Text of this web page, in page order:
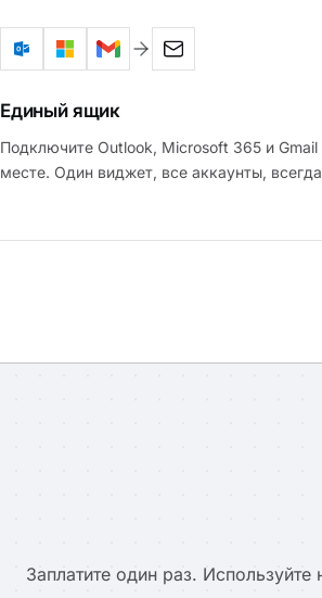
Единый ящик
Подключите Outlook, Microsoft 365 и
месте. Один виджет, все аккаунты,
Заплатите один раз.